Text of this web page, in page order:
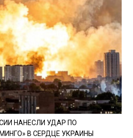
НАНЕСЛИ УДАР ПО
В СЕРДЦЕ УКРАИНЫ